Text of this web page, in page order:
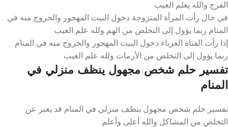
الفرج والله يعلم الغيب
في حال رأت المرأة المتزوجة دخول البيت المهجور والخروج منه في
المنام ربما يؤول إلى التخلص من الهم ولله علم الغيب
إذا رأت الفتاة العزباء دخول البيت المهجور والخروج منه في المنام
ربما يؤول إلى التخلص من الأزمات ولله علم الغيب
تفسير حلم شخص مجهول ينظف منزلي في
المنام
تفسير حلم شخص مجهول ينظف منزلي في المنام قد يعبر عن
التخلص من المشاكل والله أعلى وأعلم